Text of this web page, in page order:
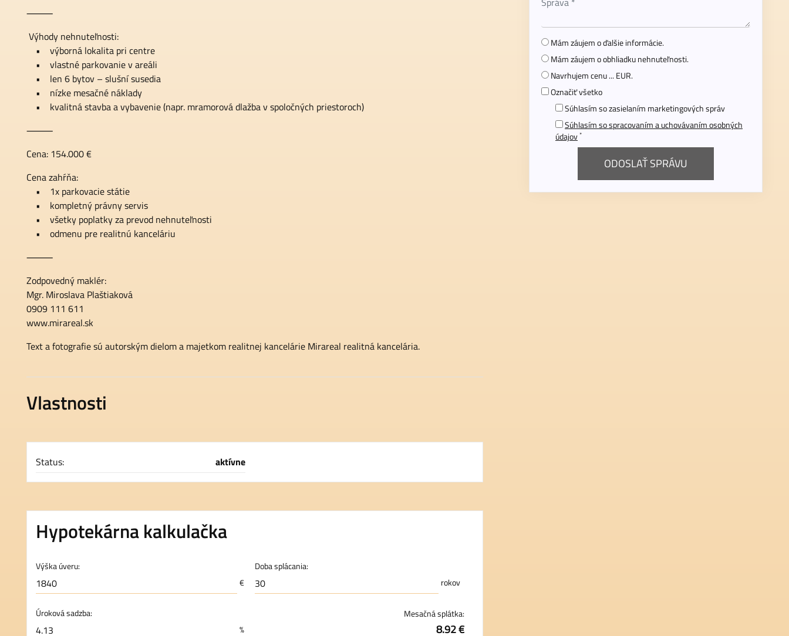
⸻
Výhody nehnuteľnosti:
• výborná lokalita pri centre
• vlastné parkovanie v areáli
• len 6 bytov – slušní susedia
• nízke mesačné náklady
• kvalitná stavba a vybavenie (napr. mramorová dlažba v spoločných priestoroch)
⸻
Cena: 154.000 €
Cena zahŕňa:
• 1x parkovacie státie
• kompletný právny servis
• všetky poplatky za prevod nehnuteľnosti
• odmenu pre realitnú kanceláriu
⸻
Zodpovedný maklér:
Mgr. Miroslava Plaštiaková
0909 111 611
www.mirareal.sk
Text a fotografie sú autorským dielom a majetkom realitnej kancelárie Mirareal realitná kancelária.
Vlastnosti
Status: aktívne
Hypotekárna kalkulačka
Výška úveru:
€
Doba splácania:
rokov
Úroková sadzba:
%
Mesačná splátka:
8.92 €
Mám záujem o ďalšie informácie.
Mám záujem o obhliadku nehnuteľnosti.
Navrhujem cenu ... EUR.
Označiť všetko
Súhlasím so zasielaním marketingových správ
Súhlasím so spracovaním a uchovávaním osobných
údajov*